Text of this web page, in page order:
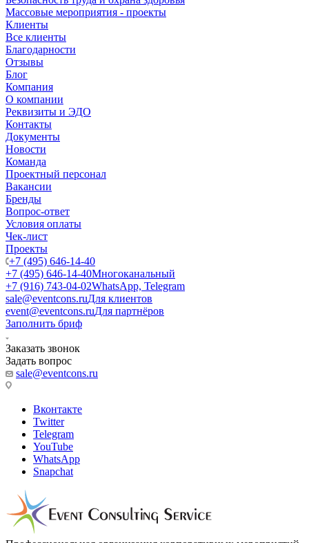
Массовые мероприятия - проекты
Клиенты
Все клиенты
Благодарности
Отзывы
Блог
Компания
О компании
Реквизиты и ЭДО
Контакты
Документы
Новости
Команда
Проектный персонал
Вакансии
Бренды
Вопрос-ответ
Условия оплаты
Чек-лист
Проекты
+7 (495) 646-14-40
+7 (495) 646-14-40Многоканальный
+7 (916) 743-04-02WhatsApp, Telegram
sale@eventcons.ruДля клиентов
event@eventcons.ruДля партнёров
Заполнить бриф
Заказать звонок
Задать вопрос
sale@eventcons.ru
Вконтакте
Twitter
Telegram
YouTube
WhatsApp
Snapchat